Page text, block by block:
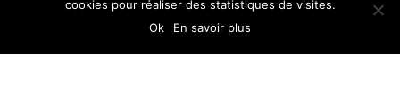
membre de la Chambre Nationale des Conseillers en
Investissements Financiers.
PROTECTION DES DONNÉES
cookies pour réaliser des statistiques de visites.
Ok
En savoir plus